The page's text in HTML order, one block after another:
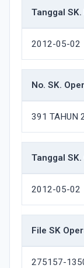
Tanggal
2012-05-02
No. SK.
391 TAHUN
Tanggal
2012-05-02
File SK
275157-